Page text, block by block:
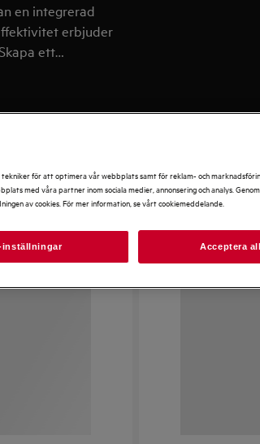
en integrerad
erbjuder
ett
i 45 cm.
tekniker för att optimera vår webbplats samt för reklam- och
med våra partner inom sociala medier, annonsering och analys.
av cookies. För mer information, se vårt cookiemeddelande.
inställningar Acceptera